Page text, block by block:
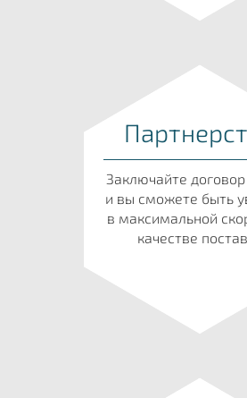
Заключайте
и вы сможете быть
в максимальной
качестве